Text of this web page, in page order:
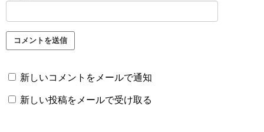
新しいコメントをメールで通知
新しい投稿をメールで受け取る